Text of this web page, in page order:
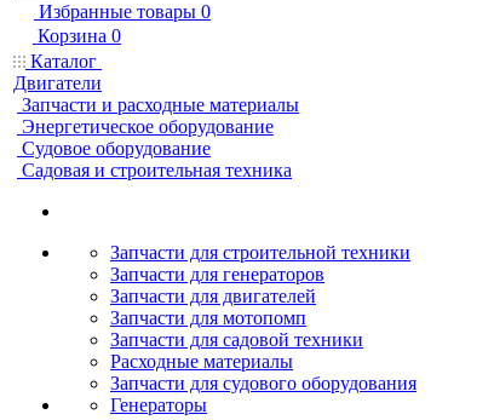
Избранные товары 0
Корзина 0
Каталог
Двигатели
Запчасти и расходные материалы
Энергетическое оборудование
Судовое оборудование
Садовая и строительная техника
Запчасти для строительной техники
Запчасти для генераторов
Запчасти для двигателей
Запчасти для мотопомп
Запчасти для садовой техники
Расходные материалы
Запчасти для судового оборудования
Генераторы